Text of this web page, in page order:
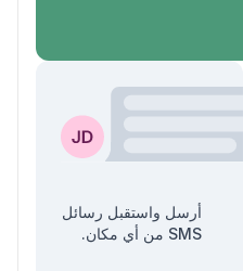
أرسل واستقبل رسائل
SMS من أي مكان.